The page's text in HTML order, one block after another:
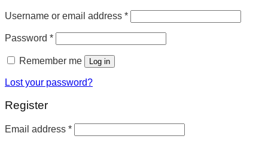
Username or email address *
Password *
Remember me Log in
Lost your password?
Register
Email address *